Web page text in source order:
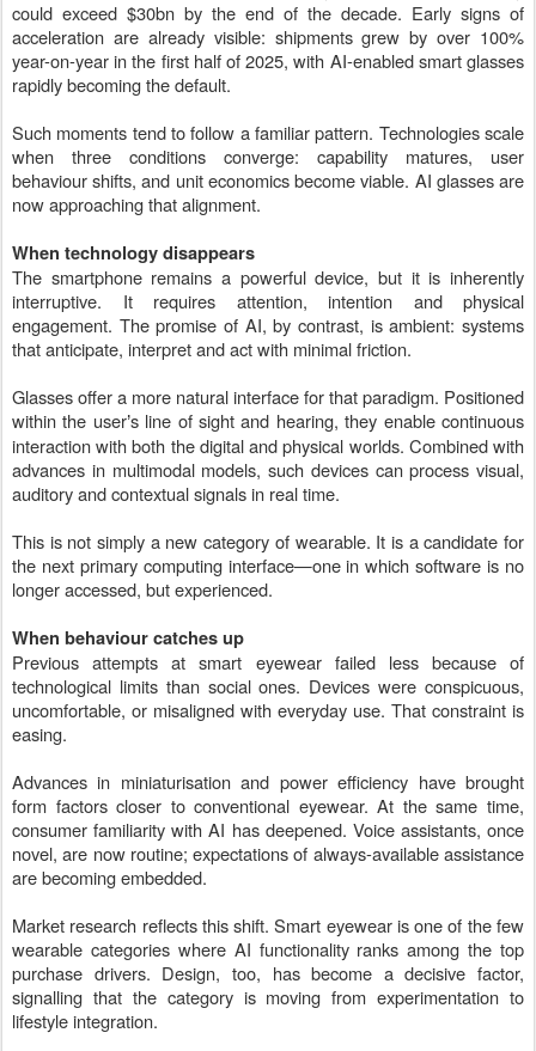
could exceed $30bn by the end of the decade. Early signs of
acceleration are already visible: shipments grew by over 100%
year-on-year in the first half of 2025, with AI-enabled smart glasses
rapidly becoming the default.
Such moments tend to follow a familiar pattern. Technologies scale
when three conditions converge: capability matures, user
behaviour shifts, and unit economics become viable. AI glasses are
now approaching that alignment.
When technology disappears
The smartphone remains a powerful device, but it is inherently
interruptive. It requires attention, intention and physical
engagement. The promise of AI, by contrast, is ambient: systems
that anticipate, interpret and act with minimal friction.
Glasses offer a more natural interface for that paradigm. Positioned
within the user’s line of sight and hearing, they enable continuous
interaction with both the digital and physical worlds. Combined with
advances in multimodal models, such devices can process visual,
auditory and contextual signals in real time.
This is not simply a new category of wearable. It is a candidate for
the next primary computing interface—one in which software is no
longer accessed, but experienced.
When behaviour catches up
Previous attempts at smart eyewear failed less because of
technological limits than social ones. Devices were conspicuous,
uncomfortable, or misaligned with everyday use. That constraint is
easing.
Advances in miniaturisation and power efficiency have brought
form factors closer to conventional eyewear. At the same time,
consumer familiarity with AI has deepened. Voice assistants, once
novel, are now routine; expectations of always-available assistance
are becoming embedded.
Market research reflects this shift. Smart eyewear is one of the few
wearable categories where AI functionality ranks among the top
purchase drivers. Design, too, has become a decisive factor,
signalling that the category is moving from experimentation to
lifestyle integration.